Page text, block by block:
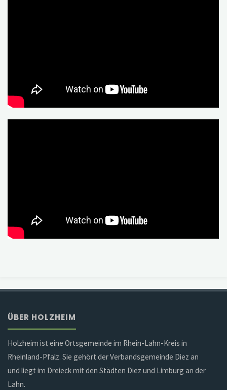
ÜBER HOLZHEIM
Holzheim ist eine Ortsgemeinde im Rhein-Lahn-Kreis in
Rheinland-Pfalz. Sie gehört der Verbandsgemeinde Diez an
und liegt im Dreieck mit den Städten Diez und Limburg an der
Lahn.